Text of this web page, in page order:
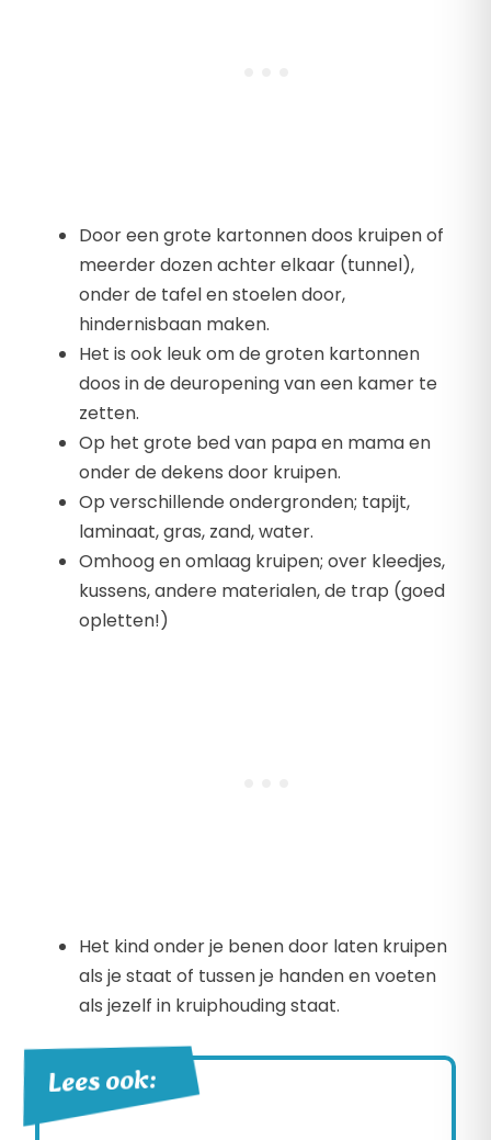
Door een grote kartonnen doos kruipen of
meerder dozen achter elkaar (tunnel),
onder de tafel en stoelen door,
hindernisbaan maken.
Het is ook leuk om de groten kartonnen
doos in de deuropening van een kamer te
zetten.
Op het grote bed van papa en mama en
onder de dekens door kruipen.
Op verschillende ondergronden; tapijt,
laminaat, gras, zand, water.
Omhoog en omlaag kruipen; over kleedjes,
kussens, andere materialen, de trap (goed
opletten!)
Het kind onder je benen door laten kruipen
als je staat of tussen je handen en voeten
als jezelf in kruiphouding staat.
Lees ook: